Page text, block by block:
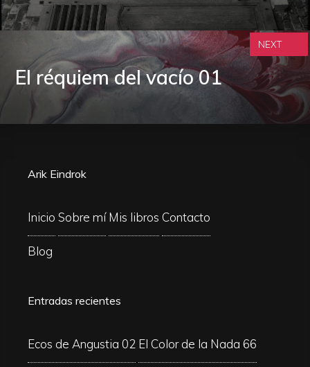
El réquiem del vacío 01
NEXT
Arik Eindrok
Inicio Sobre mí Mis libros Contacto
Blog
Entradas recientes
Ecos de Angustia 02 El Color de la Nada 66